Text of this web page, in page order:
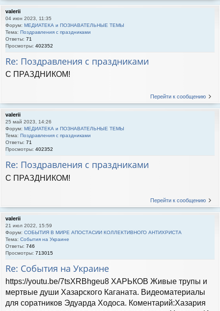
valerii
04 июн 2023, 11:35
Форум: МЕДИАТЕКА и ПОЗНАВАТЕЛЬНЫЕ ТЕМЫ
Тема: Поздравления с праздниками
Ответы: 71
Просмотры: 402352
Re: Поздравления с праздниками
С ПРАЗДНИКОМ!
Перейти к сообщению
valerii
25 май 2023, 14:26
Форум: МЕДИАТЕКА и ПОЗНАВАТЕЛЬНЫЕ ТЕМЫ
Тема: Поздравления с праздниками
Ответы: 71
Просмотры: 402352
Re: Поздравления с праздниками
С ПРАЗДНИКОМ!
Перейти к сообщению
valerii
21 июл 2022, 15:59
Форум: СОБЫТИЯ В МИРЕ АПОСТАСИИ КОЛЛЕКТИВНОГО АНТИХРИСТА
Тема: События на Украине
Ответы: 746
Просмотры: 713015
Re: События на Украине
https://youtu.be/7tsXRBhgeu8 ХАРЬКОВ Живые трупы и
мертвые души Хазарского Каганата. Видеоматериалы
для соратников Эдуарда Ходоса. Коментарий:Хазария